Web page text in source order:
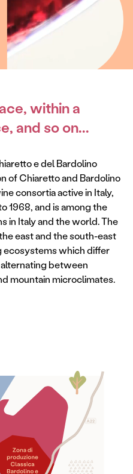
within a
and so on...
e del Bardolino
of Chiaretto and Bardolino
consortia active in Italy,
1968, and is among the
in Italy and the world. The
east and the south-east
ecosystems which differ
between
mountain microclimates.